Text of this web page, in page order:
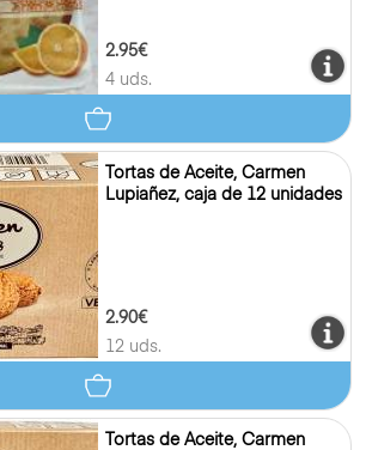
2.95€
4 uds.
Tortas de Aceite, Carmen
Lupiañez, caja de 12 unidades
2.90€
12 uds.
Tortas de Aceite, Carmen